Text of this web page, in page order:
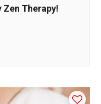
Zen Therapy!